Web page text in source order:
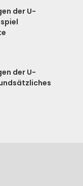
der U-
der U-